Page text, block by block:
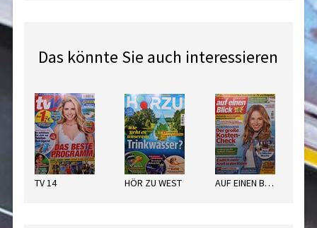
Das könnte Sie auch interessieren
TV 14 HÖR ZU WEST AUF EINEN BLICK WEST